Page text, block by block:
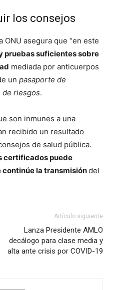
los consejos
ONU asegura que “en este
pruebas suficientes sobre
mediada por anticuerpos
un pasaporte de
riesgos.
son inmunes a una
recibido un resultado
de salud pública.
certificados puede
continúe la transmisióndel
Artículo siguiente
Lanza Presidente AMLO
decálogo para clase media y
alta ante crisis por COVID-19